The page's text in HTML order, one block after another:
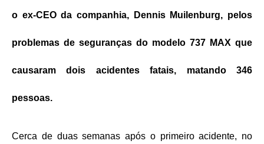
o ex-CEO da companhia, Dennis Muilenburg, pelos
problemas de seguranças do modelo 737 MAX que
causaram dois acidentes fatais, matando 346
pessoas.
Cerca de duas semanas após o primeiro acidente, no